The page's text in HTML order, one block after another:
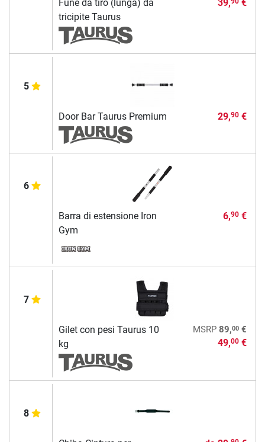
Fune da tiro (lunga) da
tricipite Taurus
39, €
5
Door Bar Taurus Premium 29,90€
6
Barra di estensione Iron
Gym
6,90€
7
Gilet con pesi Taurus 10
kg
MSRP 89,00€
49,00€
8